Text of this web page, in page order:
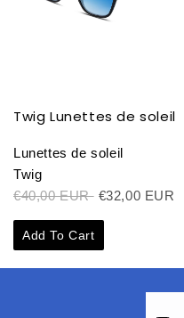
Twig Lunettes de soleil
Lunettes de soleil
Twig
€40,00 EUR €32,00 EUR
Add To Cart